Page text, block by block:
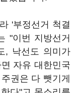
'부정선거 척결
"이번 지방선거
, 낙선도 의미가
자유 대한민국
권은 다 뺏기게